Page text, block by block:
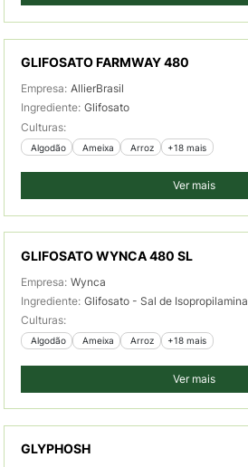
GLIFOSATO FARMWAY 480
Empresa: AllierBrasil
Ingrediente: Glifosato
Culturas:
Algodão Ameixa Arroz +18 mais
Ver mais
GLIFOSATO WYNCA 480 SL
Empresa: Wynca
Ingrediente: Glifosato - Sal de Isopropilamina
Culturas:
Algodão Ameixa Arroz +18 mais
Ver mais
GLYPHOSH